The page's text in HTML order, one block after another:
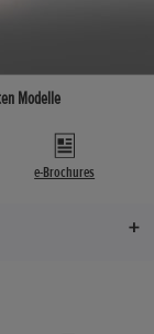
Modelle
e-Brochures